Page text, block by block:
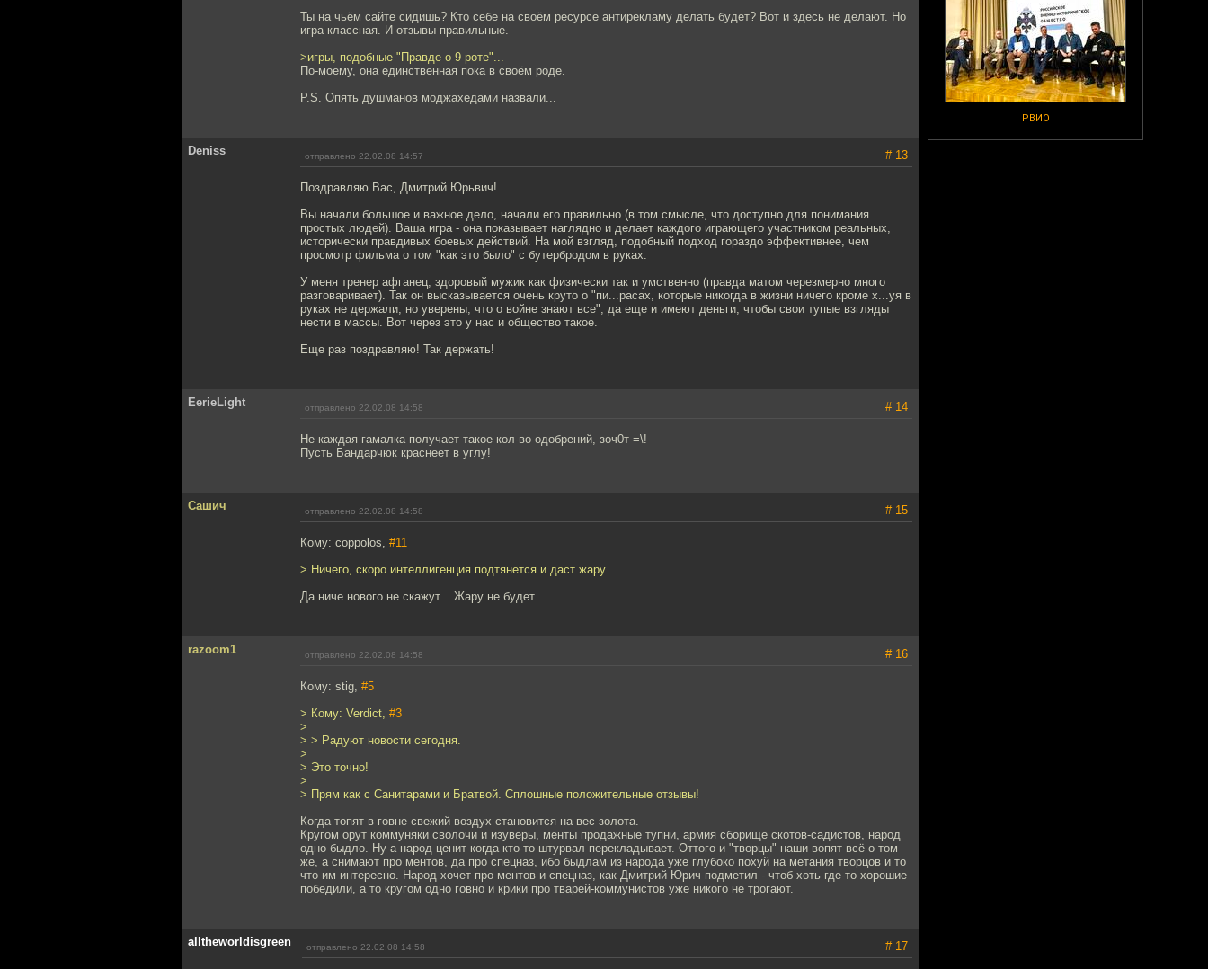
РВИО
Ты на чьём сайте сидишь? Кто себе на своём ресурсе антирекламу делать будет? Вот и здесь не делают. Но
игра классная. И отзывы правильные.
>игры, подобные "Правде о 9 роте"...
По-моему, она единственная пока в своём роде.
P.S. Опять душманов моджахедами назвали...
Deniss отправлено 22.02.08 14:57 # 13
Поздравляю Вас, Дмитрий Юрьвич!
Вы начали большое и важное дело, начали его правильно (в том смысле, что доступно для понимания
простых людей). Ваша игра - она показывает наглядно и делает каждого играющего участником реальных,
исторически правдивых боевых действий. На мой взгляд, подобный подход гораздо эффективнее, чем
просмотр фильма о том "как это было" с бутербродом в руках.
У меня тренер афганец, здоровый мужик как физически так и умственно (правда матом черезмерно много
разговаривает). Так он высказывается очень круто о "пи...расах, которые никогда в жизни ничего кроме х...уя в
руках не держали, но уверены, что о войне знают все", да еще и имеют деньги, чтобы свои тупые взгляды
нести в массы. Вот через это у нас и общество такое.
Еще раз поздравляю! Так держать!
EerieLight отправлено 22.02.08 14:58 # 14
Не каждая гамалка получает такое кол-во одобрений, зоч0т =\!
Пусть Бандарчюк краснеет в углу!
Сашич отправлено 22.02.08 14:58 # 15
Кому: coppolos, #11
> Ничего, скоро интеллигенция подтянется и даст жару.
Да ниче нового не скажут... Жару не будет.
razoom1 отправлено 22.02.08 14:58 # 16
Кому: stig, #5
> Кому: Verdict, #3
>
> > Радуют новости сегодня.
>
> Это точно!
>
> Прям как с Санитарами и Братвой. Сплошные положительные отзывы!
Когда топят в говне свежий воздух становится на вес золота.
Кругом орут коммуняки сволочи и изуверы, менты продажные тупни, армия сборище скотов-садистов, народ
одно быдло. Ну а народ ценит когда кто-то штурвал перекладывает. Оттого и "творцы" наши вопят всё о том
же, а снимают про ментов, да про спецназ, ибо быдлам из народа уже глубоко похуй на метания творцов и то
что им интересно. Народ хочет про ментов и спецназ, как Дмитрий Юрич подметил - чтоб хоть где-то хорошие
победили, а то кругом одно говно и крики про тварей-коммунистов уже никого не трогают.
alltheworldisgreen отправлено 22.02.08 14:58 # 17